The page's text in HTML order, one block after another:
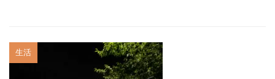
生活